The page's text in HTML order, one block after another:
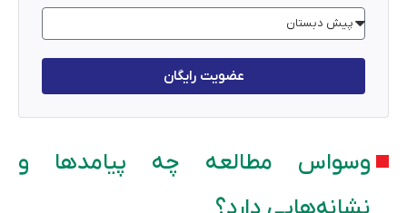
عضویت رایگان
وسواس مطالعه چه پیامدها و